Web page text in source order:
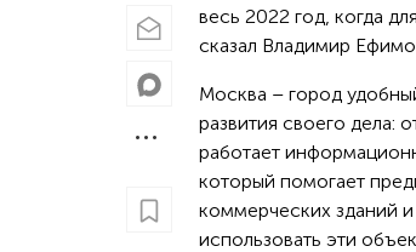
весь 2022 год, когда
сказал Владимир
Москва – город
развития своего дела:
работает
который помогает
коммерческих зданий
использовать эти